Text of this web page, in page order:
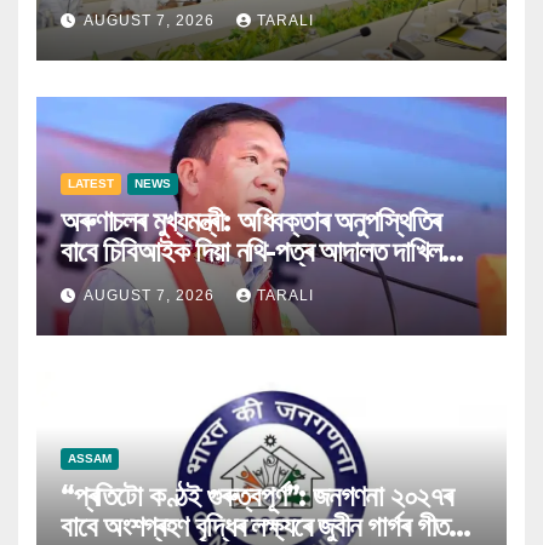
AUGUST 7, 2026 TARALI
LATEST NEWS
অৰুণাচলৰ মুখ্যমন্ত্ৰী: অধিবক্তাৰ অনুপস্থিতিৰ
বাবে চিবিআইক দিয়া নথি-পত্ৰ আদালত দাখিল
কৰিব পৰা নগ’ল
AUGUST 7, 2026 TARALI
ASSAM
“প্ৰতিটো কণ্ঠই গুৰুত্বপূৰ্ণ”: জনগণনা ২০২৭ৰ
বাবে অংশগ্ৰহণ বৃদ্ধিৰ লক্ষ্যৰে জুবীন গাৰ্গৰ গীত